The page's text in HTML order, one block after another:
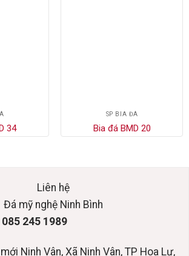
34
SP BIA ĐÁ
Bia đá BMD 20
Liên hệ
Đá mỹ nghệ Ninh Bình
085 245 1989
Ninh Vân, Xã Ninh Vân, TP Hoa Lư,